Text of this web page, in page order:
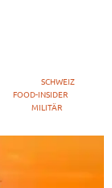
SCHWEIZ
FOOD-INSIDER
MILITÄR